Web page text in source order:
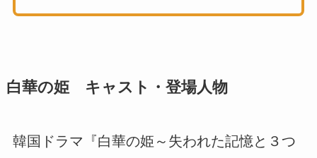
白華の姫 キャスト・登場人物
韓国ドラマ『白華の姫～失われた記憶と３つ